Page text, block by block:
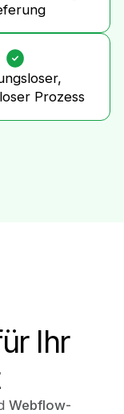
Prozess
Ihr
Webflow-